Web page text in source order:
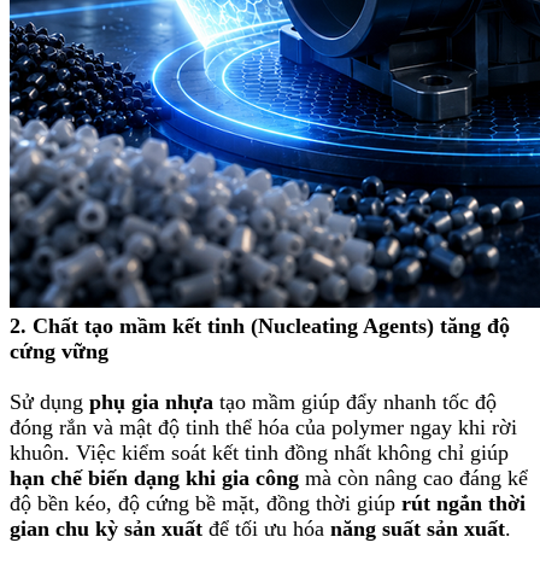
2. Chất tạo mầm kết tinh (Nucleating Agents) tăng độ
cứng vững
Sử dụng phụ gia nhựa tạo mầm giúp đẩy nhanh tốc độ
đóng rắn và mật độ tinh thể hóa của polymer ngay khi rời
khuôn. Việc kiểm soát kết tinh đồng nhất không chỉ giúp
hạn chế biến dạng khi gia công mà còn nâng cao đáng kể
độ bền kéo, độ cứng bề mặt, đồng thời giúp rút ngắn thời
gian chu kỳ sản xuất để tối ưu hóa năng suất sản xuất.